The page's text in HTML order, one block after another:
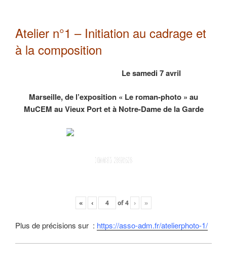
Atelier n°1 – Initiation au cadrage et
à la composition
Le samedi 7 avril
Marseille, de l’exposition « Le roman-photo » au
MuCEM au Vieux Port et à Notre-Dame de la Garde
IMG 3953
« ‹ of4 › »
Plus de précisions sur : https://asso-adm.fr/atelierphoto-1/